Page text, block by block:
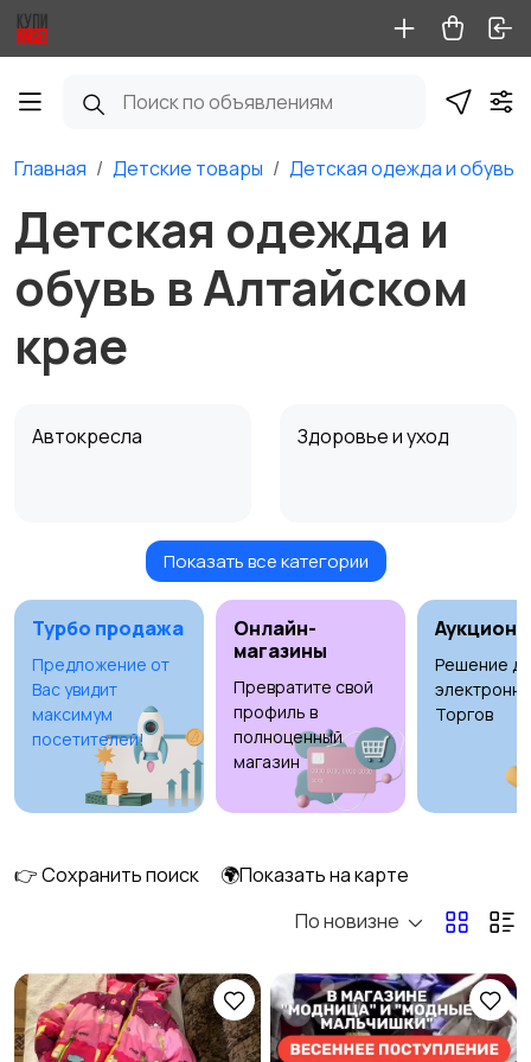
Главная Детские товары Детская одежда и обувь
Детская одежда и
обувь в Алтайском
крае
Автокресла Здоровье и уход
Игрушки и игры 1 Коляски 1
Кормление и питание Купание
детской
Радио- и видеоняни Товары для мам
Показать все категории
Турбо продажа
Предложение от
Вас увидит
максимум
посетителей!
Онлайн-
магазины
Превратите свой
профиль в
полноценный
магазин
Аукционы
Решение
Торгов
👉 Сохранить поиск
🌍Показать на карте
По новизне